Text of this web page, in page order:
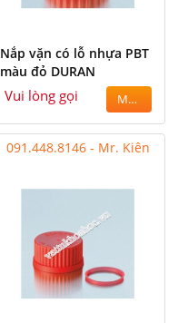
Nắp vặn có lỗ nhựa PBT
màu đỏ DURAN
Vui lòng gọi MUA
091.448.8146 - Mr. Kiên